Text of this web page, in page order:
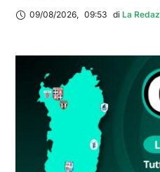
09/08/2026, 09:53 di La